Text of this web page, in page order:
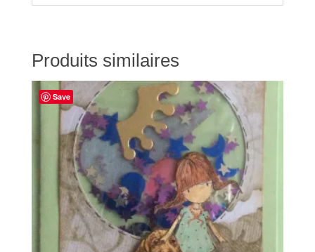
Produits similaires
Save